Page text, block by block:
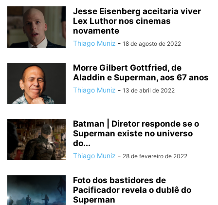
Jesse Eisenberg aceitaria viver
Lex Luthor nos cinemas
novamente
Thiago Muniz - 18 de agosto de 2022
Morre Gilbert Gottfried, de
Aladdin e Superman, aos 67 anos
Thiago Muniz - 13 de abril de 2022
Batman | Diretor responde se o
Superman existe no universo
do...
Thiago Muniz - 28 de fevereiro de 2022
Foto dos bastidores de
Pacificador revela o dublê do
Superman